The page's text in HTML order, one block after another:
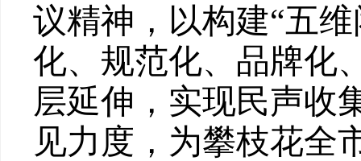
议精神，以构建“五
化、规范化、品牌化
层延伸，实现民声收
见力度， 为攀枝花全